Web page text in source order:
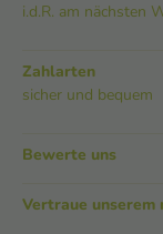
i.d.R. am nächsten
Zahlarten
sicher und bequem
Bewerte uns
Vertraue unserem